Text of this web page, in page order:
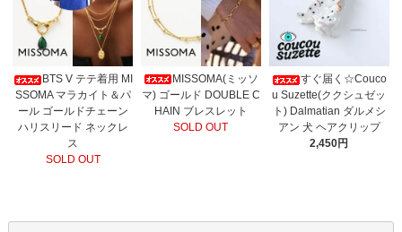
BTS V テテ着用 MI
SSOMA マラカイト＆パ
ール ゴールドチェーン
ハリスリード ネックレ
ス
SOLD OUT
MISSOMA(ミッソ
マ) ゴールド DOUBLE C
HAIN ブレスレット
SOLD OUT
すぐ届く☆Couco
u Suzette(ククシュゼッ
ト) Dalmatian ダルメシ
アン 犬 ヘアクリップ
2,450円